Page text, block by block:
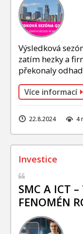
Výsledková
zatím hezky a
překonaly
Více informací
22.8.2024 4
SMC A ICT
FENOMÉN